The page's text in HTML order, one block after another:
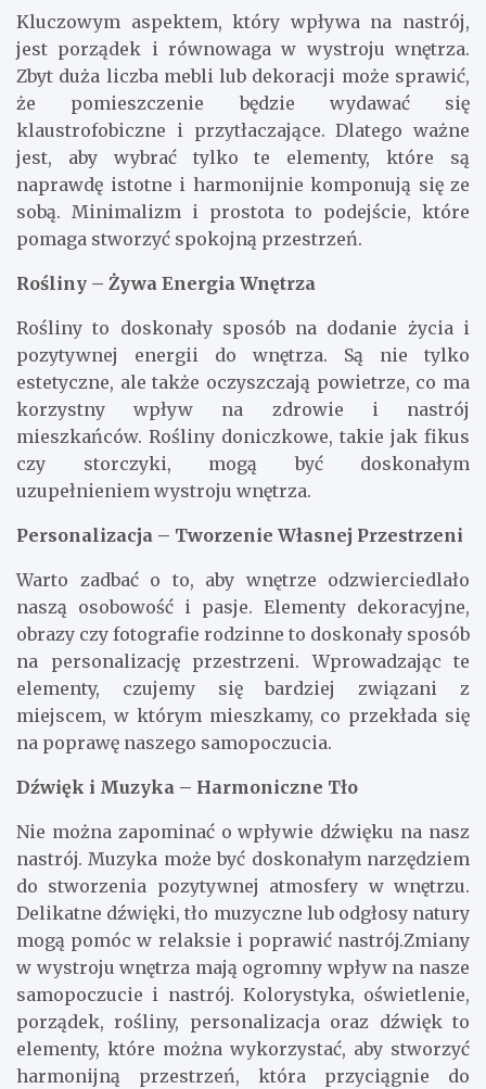
Kluczowym aspektem, który wpływa na nastrój,
jest porządek i równowaga w wystroju wnętrza.
Zbyt duża liczba mebli lub dekoracji może sprawić,
że pomieszczenie będzie wydawać się
klaustrofobiczne i przytłaczające. Dlatego ważne
jest, aby wybrać tylko te elementy, które są
naprawdę istotne i harmonijnie komponują się ze
sobą. Minimalizm i prostota to podejście, które
pomaga stworzyć spokojną przestrzeń.
Rośliny – Żywa Energia Wnętrza
Rośliny to doskonały sposób na dodanie życia i
pozytywnej energii do wnętrza. Są nie tylko
estetyczne, ale także oczyszczają powietrze, co ma
korzystny wpływ na zdrowie i nastrój
mieszkańców. Rośliny doniczkowe, takie jak fikus
czy storczyki, mogą być doskonałym
uzupełnieniem wystroju wnętrza.
Personalizacja – Tworzenie Własnej Przestrzeni
Warto zadbać o to, aby wnętrze odzwierciedlało
naszą osobowość i pasje. Elementy dekoracyjne,
obrazy czy fotografie rodzinne to doskonały sposób
na personalizację przestrzeni. Wprowadzając te
elementy, czujemy się bardziej związani z
miejscem, w którym mieszkamy, co przekłada się
na poprawę naszego samopoczucia.
Dźwięk i Muzyka – Harmoniczne Tło
Nie można zapominać o wpływie dźwięku na nasz
nastrój. Muzyka może być doskonałym narzędziem
do stworzenia pozytywnej atmosfery w wnętrzu.
Delikatne dźwięki, tło muzyczne lub odgłosy natury
mogą pomóc w relaksie i poprawić nastrój.Zmiany
w wystroju wnętrza mają ogromny wpływ na nasze
samopoczucie i nastrój. Kolorystyka, oświetlenie,
porządek, rośliny, personalizacja oraz dźwięk to
elementy, które można wykorzystać, aby stworzyć
harmonijną przestrzeń, która przyciągnie do